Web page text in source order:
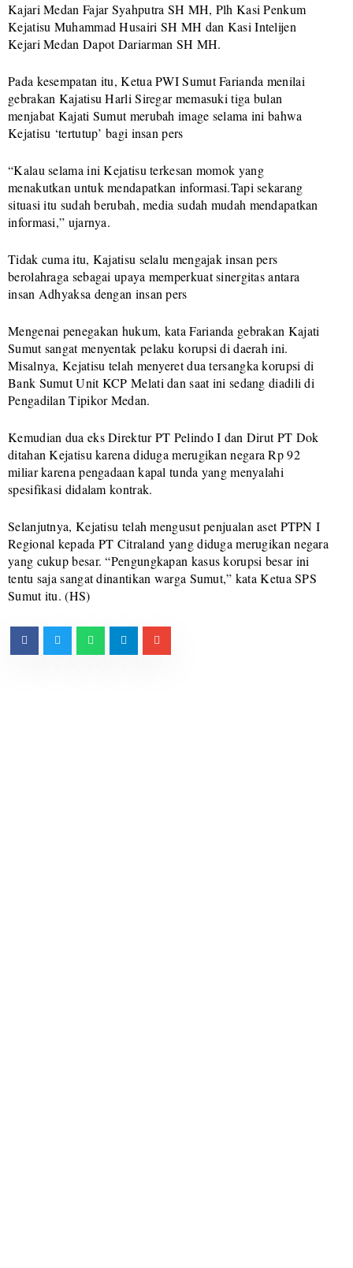
Kajari Medan Fajar Syahputra SH MH, Plh Kasi Penkum
Kejatisu Muhammad Husairi SH MH dan Kasi Intelijen
Kejari Medan Dapot Dariarman SH MH.
Pada kesempatan itu, Ketua PWI Sumut Farianda menilai
gebrakan Kajatisu Harli Siregar memasuki tiga bulan
menjabat Kajati Sumut merubah image selama ini bahwa
Kejatisu ‘tertutup’ bagi insan pers
“Kalau selama ini Kejatisu terkesan momok yang
menakutkan untuk mendapatkan informasi.Tapi sekarang
situasi itu sudah berubah, media sudah mudah mendapatkan
informasi,” ujarnya.
Tidak cuma itu, Kajatisu selalu mengajak insan pers
berolahraga sebagai upaya memperkuat sinergitas antara
insan Adhyaksa dengan insan pers
Mengenai penegakan hukum, kata Farianda gebrakan Kajati
Sumut sangat menyentak pelaku korupsi di daerah ini.
Misalnya, Kejatisu telah menyeret dua tersangka korupsi di
Bank Sumut Unit KCP Melati dan saat ini sedang diadili di
Pengadilan Tipikor Medan.
Kemudian dua eks Direktur PT Pelindo I dan Dirut PT Dok
ditahan Kejatisu karena diduga merugikan negara Rp 92
miliar karena pengadaan kapal tunda yang menyalahi
spesifikasi didalam kontrak.
Selanjutnya, Kejatisu telah mengusut penjualan aset PTPN I
Regional kepada PT Citraland yang diduga merugikan negara
yang cukup besar. “Pengungkapan kasus korupsi besar ini
tentu saja sangat dinantikan warga Sumut,” kata Ketua SPS
Sumut itu. (HS)